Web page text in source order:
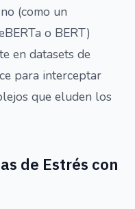
(como un
o BERT)
en datasets de
para interceptar
que eluden los
de Estrés con